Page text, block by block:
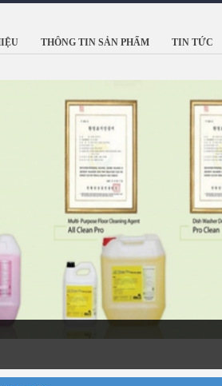
THÔNG TIN SẢN PHẨM TIN TỨC